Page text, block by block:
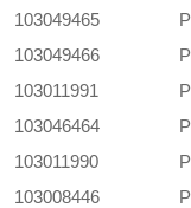
103049465
103049466
103011991
103046464
103011990
103008446